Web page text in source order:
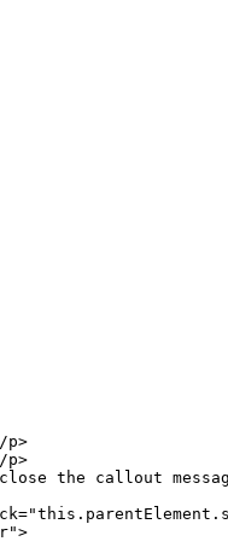
p>
p>
the callout